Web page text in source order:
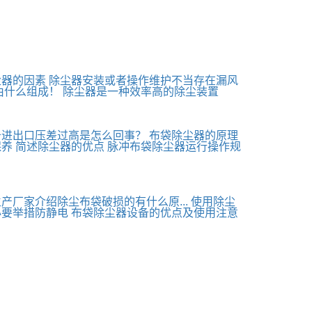
的因素 除尘器安装或者操作维护不当存在漏风
么组成！ 除尘器是一种效率高的除尘装置
出口压差过高是怎么回事？
布袋除尘器的原理
简述除尘器的优点 脉冲布袋除尘器运行操作规
厂家介绍除尘布袋破损的有什么原... 使用除尘
举措防静电 布袋除尘器设备的优点及使用注意